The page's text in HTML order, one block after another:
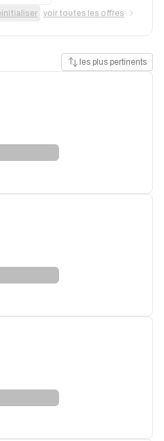
voir toutes les offres
les plus pertinents